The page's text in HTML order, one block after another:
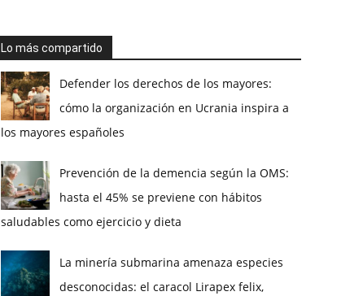
Lo más compartido
Defender los derechos de los mayores:
cómo la organización en Ucrania inspira a
los mayores españoles
Prevención de la demencia según la OMS:
hasta el 45% se previene con hábitos
saludables como ejercicio y dieta
La minería submarina amenaza especies
desconocidas: el caracol Lirapex felix,